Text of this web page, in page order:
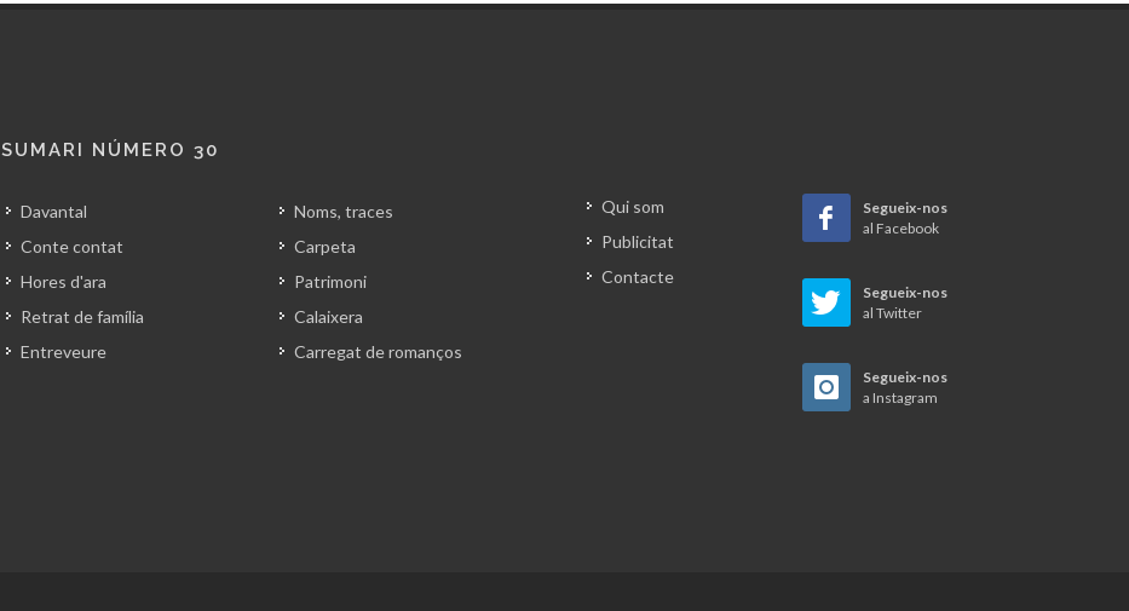
SUMARI NÚMERO 30
Davantal
Conte contat
Hores d'ara
Retrat de família
Entreveure
Noms, traces
Carpeta
Patrimoni
Calaixera
Carregat de romanços
Qui som
Publicitat
Contacte
Segueix-nos
al Facebook
Segueix-nos
al Twitter
Segueix-nos
a Instagram